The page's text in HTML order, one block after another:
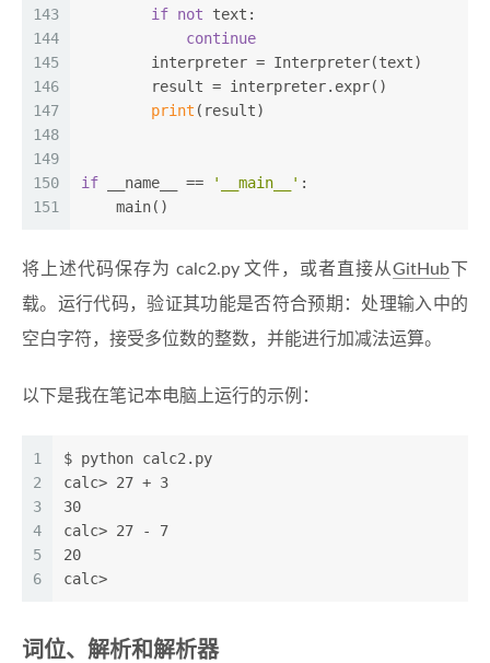
143
144
145
146
147
148
149
150
151
if not text:
continue
        interpreter = Interpreter(text)
        result = interpreter.expr()
print (result)
if __name__ == '__main__' :
    main()
将上述代码保存为 calc2.py 文件，或者直接从GitHub 下
载。运行代码，验证其功能是否符合预期：处理输入中的
空白字符，接受多位数的整数，并能进行加减法运算。
以下是我在笔记本电脑上运行的示例：
1
2
3
4
5
6
$ python calc2.py
calc> 27 + 3
30
calc> 27 - 7
20
calc>
词位、解析和解析器